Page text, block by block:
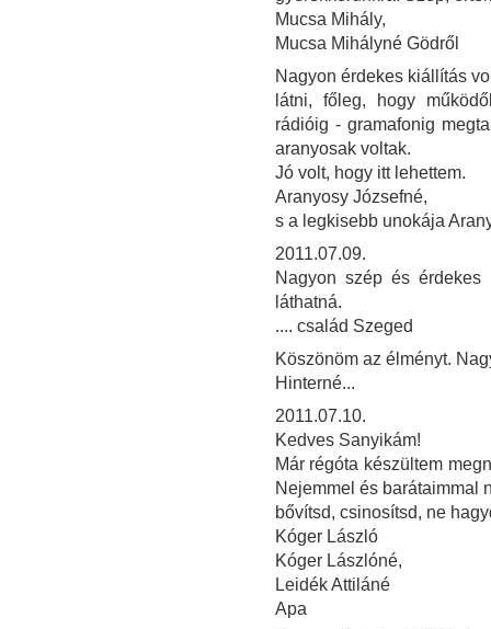
Mucsa Mihály,
Mucsa Mihályné Gödről
Nagyon érdekes kiállítás
látni, főleg, hogy
rádióig - gramafonig
aranyosak voltak.
Jó volt, hogy itt lehettem.
Aranyosy Józsefné,
s a legkisebb unokája
2011.07.09.
Nagyon szép és
láthatná.
.... család Szeged
Köszönöm az élményt.
Hinterné...
2011.07.10.
Kedves Sanyikám!
Már régóta készültem
Nejemmel és barátaimmal
bővítsd, csinosítsd, ne
Kóger László
Kóger Lászlóné,
Leidék Attiláné
Apa